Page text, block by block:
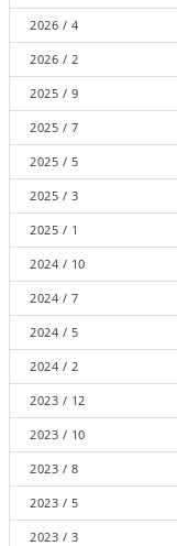
2026 / 4
2026 / 2
2025 / 9
2025 / 7
2025 / 5
2025 / 3
2025 / 1
2024 / 10
2024 / 7
2024 / 5
2024 / 2
2023 / 12
2023 / 10
2023 / 8
2023 / 5
2023 / 3